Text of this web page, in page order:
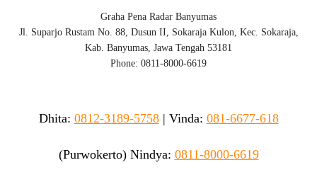
Graha Pena Radar Banyumas
Jl. Suparjo Rustam No. 88, Dusun II, Sokaraja Kulon, Kec. Sokaraja,
Kab. Banyumas, Jawa Tengah 53181
Phone: 0811-8000-6619
Dhita: 0812-3189-5758| Vinda: 081-6677-618
(Purwokerto) Nindya: 0811-8000-6619